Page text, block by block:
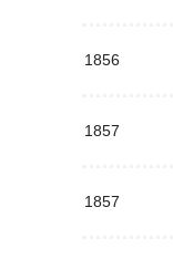
1856
1857
1857